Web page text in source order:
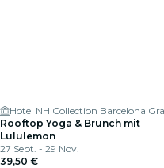
Rooftop Yoga & Brunch mit
Lululemon
27 Sept. - 29 Nov.
39,50 €